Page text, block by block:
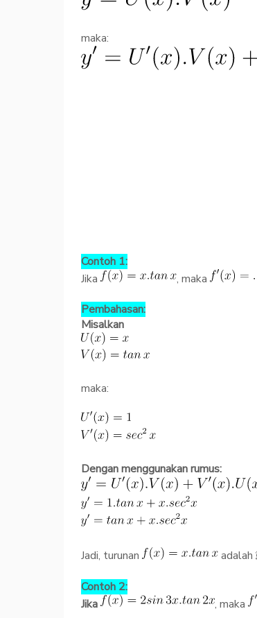
maka:
Contoh 1:
Jika
, maka
Pembahasan:
Misalkan
maka:
Dengan menggunakan rumus:
Jadi, turunan
adalah
Contoh 2:
Jika
, maka